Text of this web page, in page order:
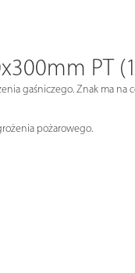
PT
gaśniczego. Znak ma na
pożarowego.